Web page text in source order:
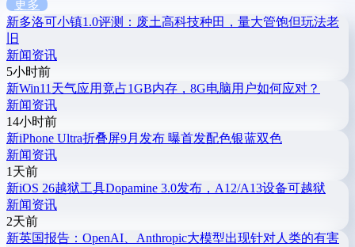
更多
新多洛可小镇1.0评测：废土高科技种田，量大管饱但玩法老
旧
新闻资讯
5小时前
新Win11天气应用竟占1GB内存，8G电脑用户如何应对？
新闻资讯
14小时前
新iPhone Ultra折叠屏9月发布 曝首发配色银蓝双色
新闻资讯
1天前
新iOS 26越狱工具Dopamine 3.0发布，A12/A13设备可越狱
新闻资讯
2天前
新英国报告：OpenAI、Anthropic大模型出现针对人类的有害